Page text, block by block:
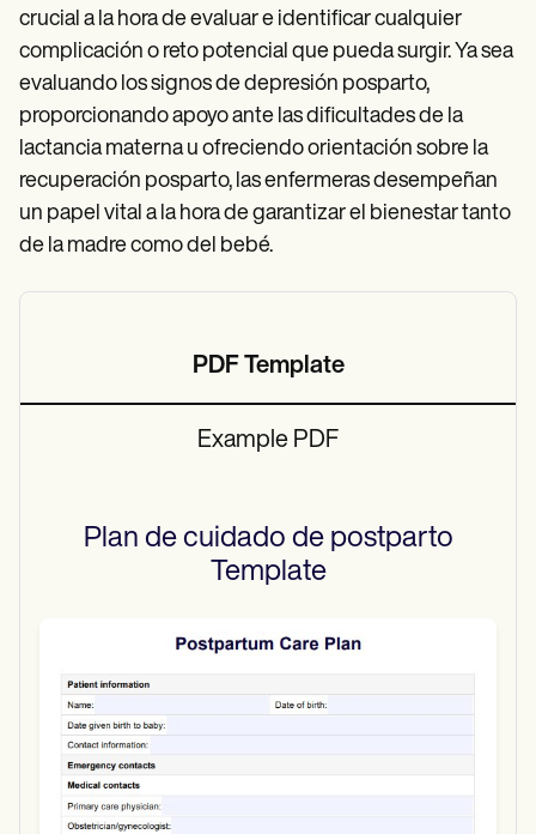
crucial a la hora de evaluar e identificar cualquier
complicación o reto potencial que pueda surgir. Ya sea
evaluando los signos de depresión posparto,
proporcionando apoyo ante las dificultades de la
lactancia materna u ofreciendo orientación sobre la
recuperación posparto, las enfermeras desempeñan
un papel vital a la hora de garantizar el bienestar tanto
de la madre como del bebé.
PDF Template
Example PDF
Plan de cuidado de postparto
Template